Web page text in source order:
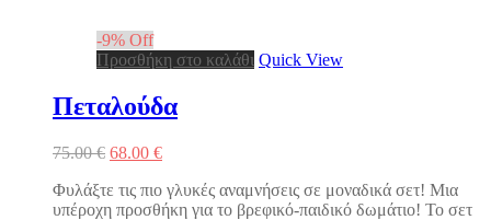
-9% Off
Προσθήκη στο καλάθι Quick View
Πεταλούδα
75.00€ Original
was:
75.00 €.
68.00 €Η
τιμή
είναι:
Φυλάξτε τις πιο γλυκές αναμνήσεις σε μοναδικά σετ! Μια
υπέροχη προσθήκη για το βρεφικό-παιδικό δωμάτιο! Το σετ